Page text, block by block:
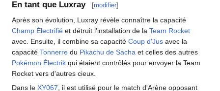
En tant que Luxray [modifier]
Après son évolution, Luxray révèle connaître la capacité
Champ Électrifié et détruit l'installation de la Team Rocket
avec. Ensuite, il combine sa capacité Coup d'Jus avec la
capacité Tonnerre du Pikachu de Sacha et celles des autres
Pokémon Électrik qui étaient contrôlés pour envoyer la Team
Rocket vers d'autres cieux.
Dans le XY067 , il est utilisé pour le match d'Arène opposant